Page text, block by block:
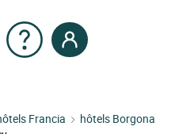
Francia
hôtels Borgona